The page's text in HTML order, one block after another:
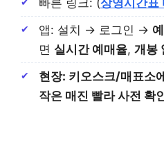
앱: 설치 → 로그인 →
면 실시간 예매율, 개봉
현장: 키오스크/매표소
작은 매진 빨라 사전 확